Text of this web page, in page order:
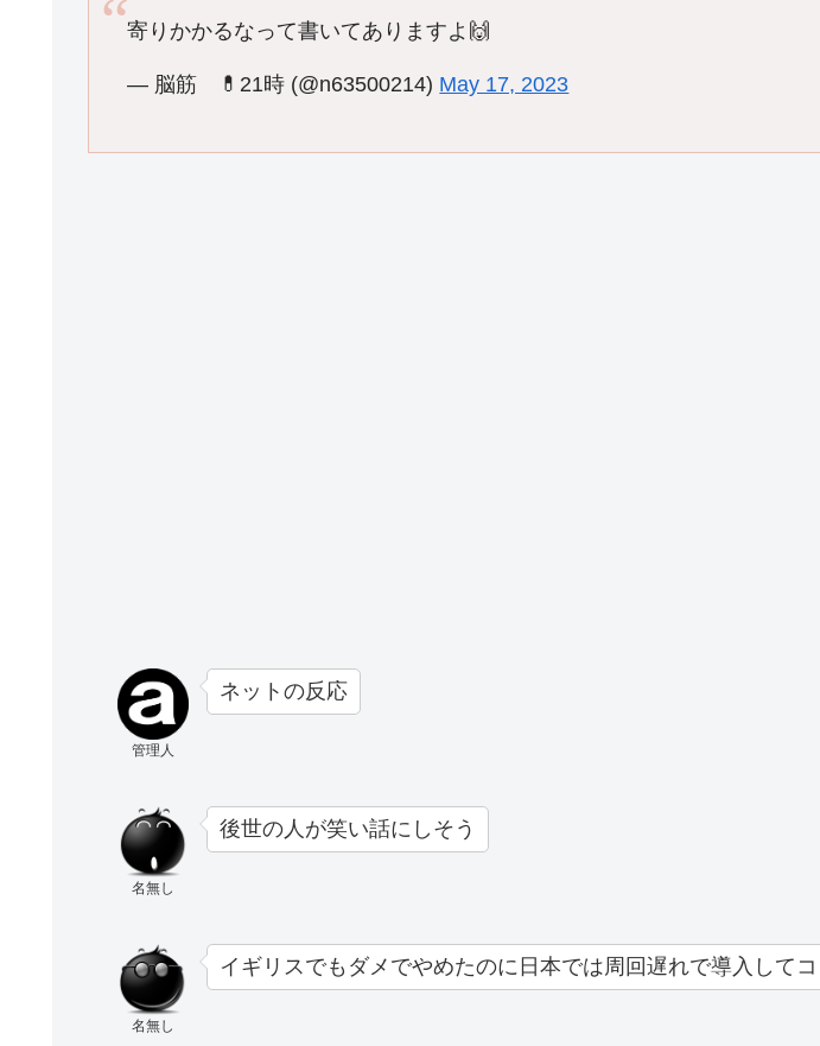
寄りかかるなって書いてありますよ🙌
— 脳筋 💊21時 (@n63500214) May 17, 2023
管理人
ネットの反応
名無し
後世の人が笑い話にしそう
名無し
イギリスでもダメでやめたのに日本では周回遅れで導入して